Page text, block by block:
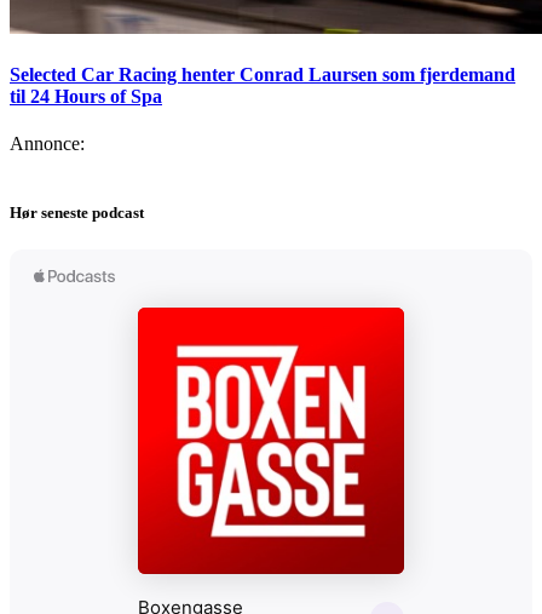
Selected Car Racing henter Conrad Laursen som fjerdemand
til 24 Hours of Spa
Annonce:
Hør seneste podcast